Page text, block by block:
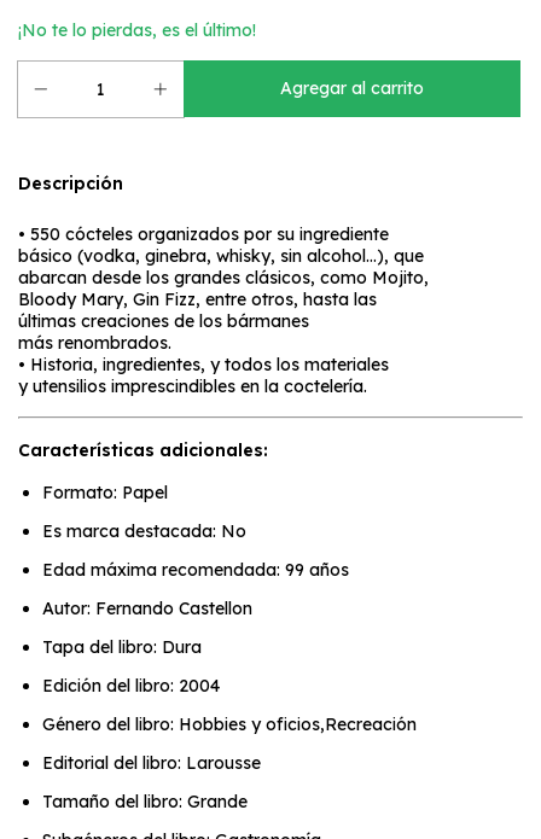
¡No te lo pierdas, es el último!
Descripción
• 550 cócteles organizados por su ingrediente
básico (vodka, ginebra, whisky, sin alcohol…), que
abarcan desde los grandes clásicos, como Mojito,
Bloody Mary, Gin Fizz, entre otros, hasta las
últimas creaciones de los bármanes
más renombrados.
• Historia, ingredientes, y todos los materiales
y utensilios imprescindibles en la coctelería.
Características adicionales:
Formato: Papel
Es marca destacada: No
Edad máxima recomendada: 99 años
Autor: Fernando Castellon
Tapa del libro: Dura
Edición del libro: 2004
Género del libro: Hobbies y oficios,Recreación
Editorial del libro: Larousse
Tamaño del libro: Grande